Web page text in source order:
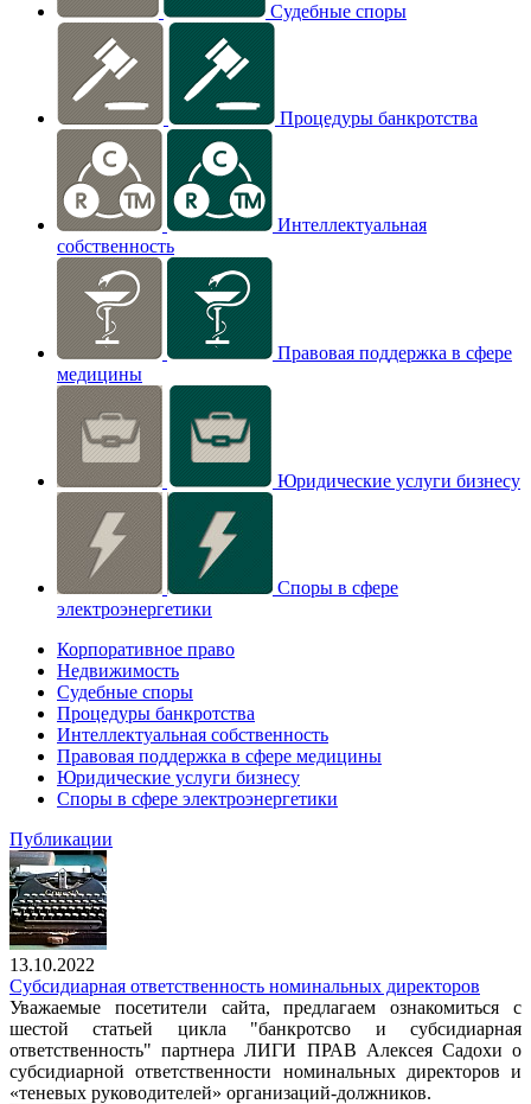
Судебные споры
Процедуры банкротства
Интеллектуальная
собственность
Правовая поддержка в сфере
медицины
Юридические услуги бизнесу
Споры в сфере
электроэнергетики
Корпоративное право
Недвижимость
Судебные споры
Процедуры банкротства
Интеллектуальная собственность
Правовая поддержка в сфере медицины
Юридические услуги бизнесу
Споры в сфере электроэнергетики
Публикации
13.10.2022
Субсидиарная ответственность номинальных директоров
Уважаемые посетители сайта, предлагаем ознакомиться с
шестой статьей цикла "банкротсво и субсидиарная
ответственность" партнера ЛИГИ ПРАВ Алексея Садохи о
субсидиарной ответственности номинальных директоров и
«теневых руководителей» организаций-должников.